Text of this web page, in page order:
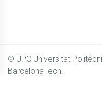
© UPC Universitat
BarcelonaTech.